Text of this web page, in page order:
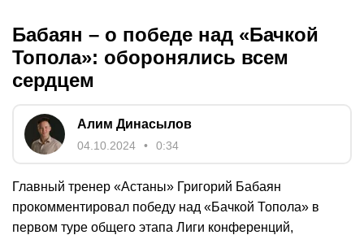
Бабаян – о победе над «Бачкой
Топола»: оборонялись всем
сердцем
Алим Динасылов
04.10.2024 0:34
Главный тренер «Астаны» Григорий Бабаян
прокомментировал победу над «Бачкой Топола» в
первом туре общего этапа Лиги конференций,